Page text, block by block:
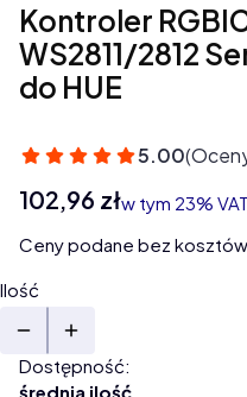
Kontroler
WS2811/2812
do HUE
5.00
Cena
102,96 złw tym 23% VAT
w tym 23% VAT
Ceny podane bez
Ilość
Dostępność:
średnia ilość